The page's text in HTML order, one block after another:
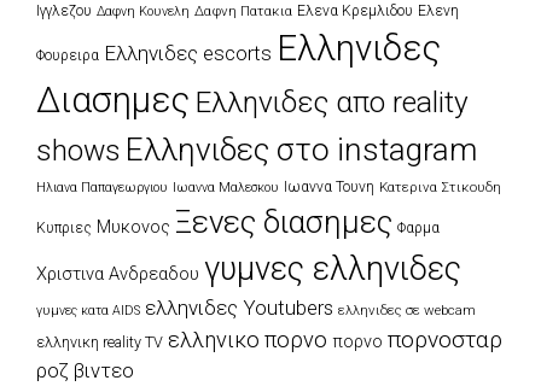
Ιγγλεζου Δαφνη Κουνελη Δαφνη Πατακια Ελενα Κρεμλιδου Ελενη
Φουρειρα Ελληνιδες escorts Ελληνιδες
Διασημες Ελληνιδες απο reality
shows Ελληνιδες στο instagram
Ηλιανα Παπαγεωργιου Ιωαννα Μαλεσκου Ιωαννα Τουνη Κατερινα Στικουδη
Κυπριες Μυκονος Ξενες διασημες Φαρμα
Χριστινα Ανδρεαδου γυμνες ελληνιδες
γυμνες κατα AIDS ελληνιδες Youtubers ελληνιδες σε webcam
ελληνικη reality TV ελληνικο πορνο πορνο πορνοσταρ
ροζ βιντεο